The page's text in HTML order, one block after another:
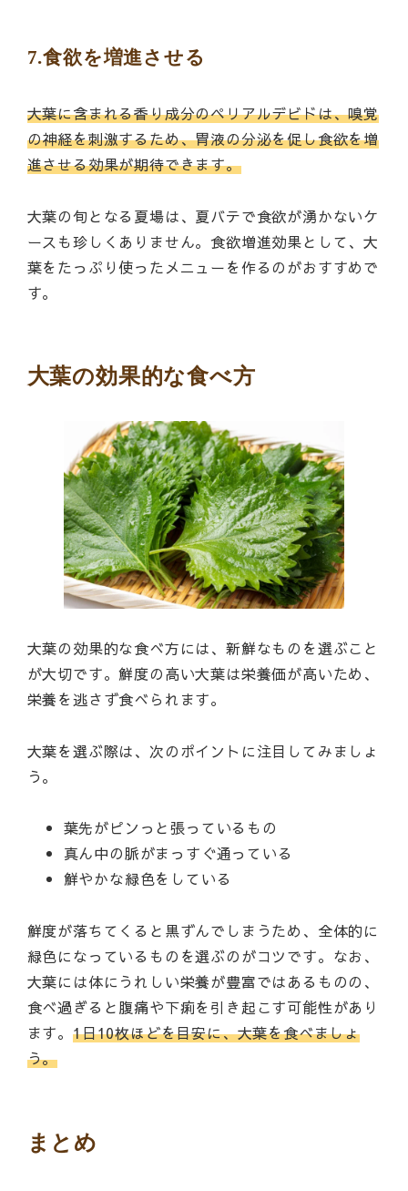
7.食欲を増進させる
大葉に含まれる香り成分のペリアルデビドは、嗅覚
の神経を刺激するため、胃液の分泌を促し食欲を増
進させる効果が期待できます。
大葉の旬となる夏場は、夏バテで食欲が湧かないケ
ースも珍しくありません。食欲増進効果として、大
葉をたっぷり使ったメニューを作るのがおすすめで
す。
大葉の効果的な食べ方
大葉の効果的な食べ方には、新鮮なものを選ぶこと
が大切です。鮮度の高い大葉は栄養価が高いため、
栄養を逃さず食べられます。
大葉を選ぶ際は、次のポイントに注目してみましょ
う。
葉先がピンっと張っているもの
真ん中の脈がまっすぐ通っている
鮮やかな緑色をしている
鮮度が落ちてくると黒ずんでしまうため、全体的に
緑色になっているものを選ぶのがコツです。なお、
大葉には体にうれしい栄養が豊富ではあるものの、
食べ過ぎると腹痛や下痢を引き起こす可能性があり
ます。 1日10枚ほどを目安に、大葉を食べましょ
う。
まとめ